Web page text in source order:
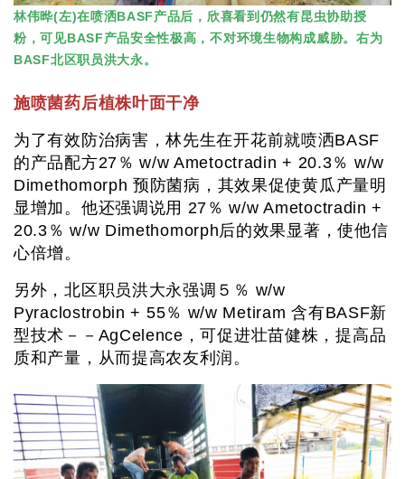
林伟晔(左)在喷洒BASF产品后，欣喜看到仍然有昆虫协助授
粉，可见BASF产品安全性极高，不对环境生物构成威胁。右为
BASF北区职员洪大永。
施喷菌药后植株叶面干净
为了有效防治病害，林先生在开花前就喷洒BASF
的产品配方27％ w/w Ametoctradin + 20.3％ w/w
Dimethomorph 预防菌病，其效果促使黄瓜产量明
显增加。他还强调说用 27％ w/w Ametoctradin +
20.3％ w/w Dimethomorph后的效果显著，使他信
心倍增。
另外，北区职员洪大永强调５％ w/w
Pyraclostrobin + 55％ w/w Metiram 含有BASF新
型技术－－AgCelence，可促进壮苗健株，提高品
质和产量，从而提高农友利润。